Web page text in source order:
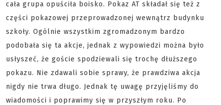
cała grupa opuściła boisko. Pokaz AT składał się też z
części pokazowej przeprowadzonej wewnątrz budynku
szkoły. Ogólnie wszystkim zgromadzonym bardzo
podobała się ta akcje, jednak z wypowiedzi można było
usłyszeć, że goście spodziewali się trochę dłuższego
pokazu. Nie zdawali sobie sprawy, że prawdziwa akcja
nigdy nie trwa długo. Jednak tę uwagę przyjęliśmy do
wiadomości i poprawimy się w przyszłym roku. Po